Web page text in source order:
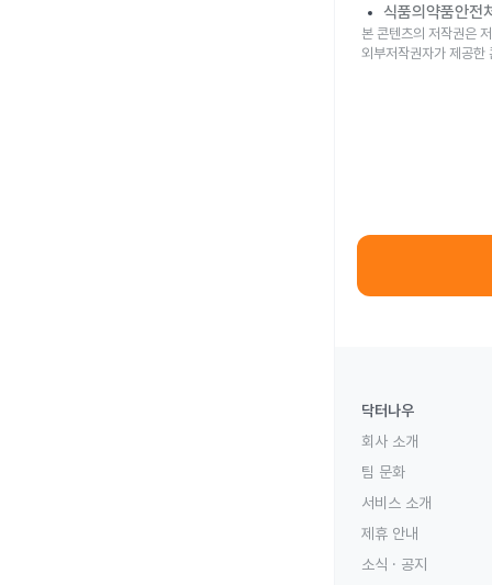
식품의약품안전
본 콘텐츠의 저작권은
외부저작권자가 제공한
닥터나우
회사 소개
팀 문화
서비스 소개
제휴 안내
소식 · 공지